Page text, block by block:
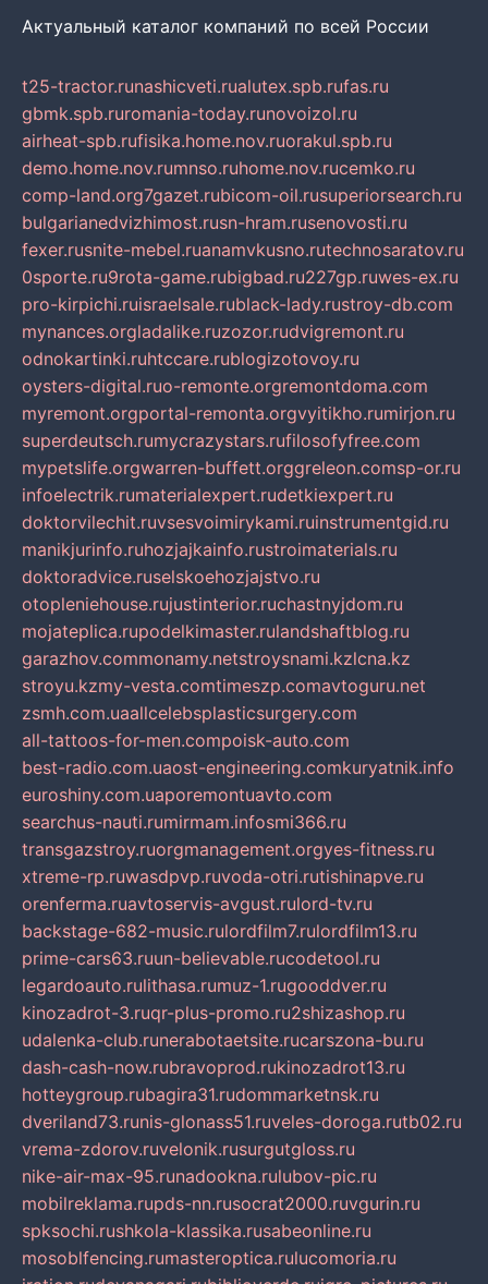
Актуальный каталог компаний по всей России
t25-tractor.runashicveti.rualutex.spb.rufas.ru
gbmk.spb.ruromania-today.runovoizol.ru
airheat-spb.rufisika.home.nov.ruorakul.spb.ru
demo.home.nov.rumnso.ruhome.nov.rucemko.ru
comp-land.org7gazet.rubicom-oil.rusuperiorsearch.ru
bulgarianedvizhimost.rusn-hram.rusenovosti.ru
fexer.rusnite-mebel.ruanamvkusno.rutechnosaratov.ru
0sporte.ru9rota-game.rubigbad.ru227gp.ruwes-ex.ru
pro-kirpichi.ruisraelsale.rublack-lady.rustroy-db.com
mynances.orgladalike.ruzozor.rudvigremont.ru
odnokartinki.ruhtccare.rublogizotovoy.ru
oysters-digital.ruo-remonte.orgremontdoma.com
myremont.orgportal-remonta.orgvyitikho.rumirjon.ru
superdeutsch.rumycrazystars.rufilosofyfree.com
mypetslife.orgwarren-buffett.orggreleon.comsp-or.ru
infoelectrik.rumaterialexpert.rudetkiexpert.ru
doktorvilechit.ruvsesvoimirykami.ruinstrumentgid.ru
manikjurinfo.ruhozjajkainfo.rustroimaterials.ru
doktoradvice.ruselskoehozjajstvo.ru
otopleniehouse.rujustinterior.ruchastnyjdom.ru
mojateplica.rupodelkimaster.rulandshaftblog.ru
garazhov.commonamy.netstroysnami.kzlcna.kz
stroyu.kzmy-vesta.comtimeszp.comavtoguru.net
zsmh.com.uaallcelebsplasticsurgery.com
all-tattoos-for-men.compoisk-auto.com
best-radio.com.uaost-engineering.comkuryatnik.info
euroshiny.com.uaporemontuavto.com
searchus-nauti.rumirmam.infosmi366.ru
transgazstroy.ruorgmanagement.orgyes-fitness.ru
xtreme-rp.ruwasdpvp.ruvoda-otri.rutishinapve.ru
orenferma.ruavtoservis-avgust.rulord-tv.ru
backstage-682-music.rulordfilm7.rulordfilm13.ru
prime-cars63.ruun-believable.rucodetool.ru
legardoauto.rulithasa.rumuz-1.rugooddver.ru
kinozadrot-3.ruqr-plus-promo.ru2shizashop.ru
udalenka-club.runerabotaetsite.rucarszona-bu.ru
dash-cash-now.rubravoprod.rukinozadrot13.ru
hotteygroup.rubagira31.rudommarketnsk.ru
dveriland73.runis-glonass51.ruveles-doroga.rutb02.ru
vrema-zdorov.ruvelonik.rusurgutgloss.ru
nike-air-max-95.runadookna.rulubov-pic.ru
mobilreklama.rupds-nn.rusocrat2000.ruvgurin.ru
spksochi.rushkola-klassika.rusabeonline.ru
mosoblfencing.rumasteroptica.rulucomoria.ru